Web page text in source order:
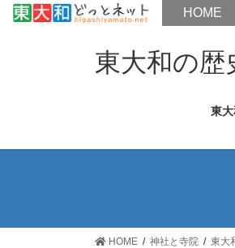
ス
ン
東大和の歴
東
HOME 神社と寺院 東大
HOMEHOME